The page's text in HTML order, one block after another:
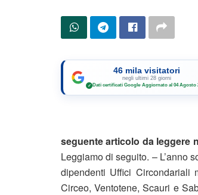
46 mila visitatori
negli ultimi 28 giorni
✓ Dati certificati Google·Aggiornato al 04 Agosto
seguente articolo da leggere
Leggiamo di seguito. – L’anno
dipendenti Uffici
Circeo, Ventotene, Scauri e